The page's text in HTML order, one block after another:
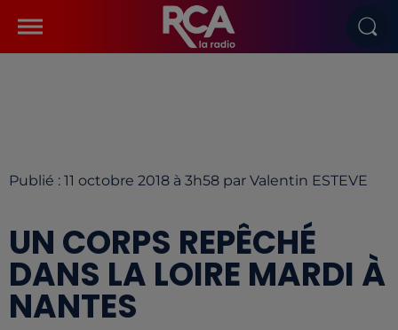
Publié : 11 octobre 2018 à 3h58 par Valentin ESTEVE
UN CORPS REPÊCHÉ
DANS LA LOIRE MARDI À
NANTES